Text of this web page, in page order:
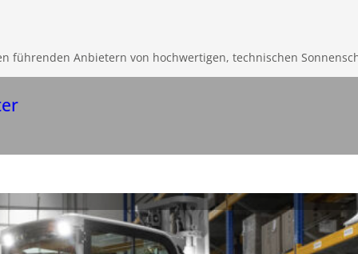
führenden Anbietern von hochwertigen, technischen